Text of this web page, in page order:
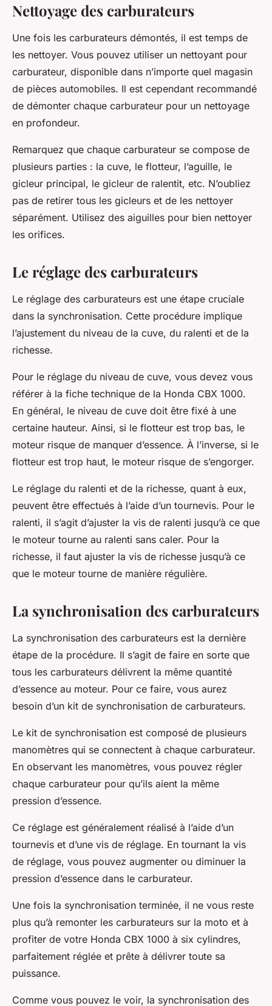
Nettoyage des carburateurs
Une fois les carburateurs démontés, il est temps de
les nettoyer. Vous pouvez utiliser un nettoyant pour
carburateur, disponible dans n’importe quel magasin
de pièces automobiles. Il est cependant recommandé
de démonter chaque carburateur pour un nettoyage
en profondeur.
Remarquez que chaque carburateur se compose de
plusieurs parties : la cuve, le flotteur, l’aguille, le
gicleur principal, le gicleur de ralentit, etc. N’oubliez
pas de retirer tous les gicleurs et de les nettoyer
séparément. Utilisez des aiguilles pour bien nettoyer
les orifices.
Le réglage des carburateurs
Le réglage des carburateurs est une étape cruciale
dans la synchronisation. Cette procédure implique
l’ajustement du niveau de la cuve, du ralenti et de la
richesse.
Pour le réglage du niveau de cuve, vous devez vous
référer à la fiche technique de la Honda CBX 1000.
En général, le niveau de cuve doit être fixé à une
certaine hauteur. Ainsi, si le flotteur est trop bas, le
moteur risque de manquer d’essence. À l’inverse, si le
flotteur est trop haut, le moteur risque de s’engorger.
Le réglage du ralenti et de la richesse, quant à eux,
peuvent être effectués à l’aide d’un tournevis. Pour le
ralenti, il s’agit d’ajuster la vis de ralenti jusqu’à ce que
le moteur tourne au ralenti sans caler. Pour la
richesse, il faut ajuster la vis de richesse jusqu’à ce
que le moteur tourne de manière régulière.
La synchronisation des carburateurs
La synchronisation des carburateurs est la dernière
étape de la procédure. Il s’agit de faire en sorte que
tous les carburateurs délivrent la même quantité
d’essence au moteur. Pour ce faire, vous aurez
besoin d’un kit de synchronisation de carburateurs.
Le kit de synchronisation est composé de plusieurs
manomètres qui se connectent à chaque carburateur.
En observant les manomètres, vous pouvez régler
chaque carburateur pour qu’ils aient la même
pression d’essence.
Ce réglage est généralement réalisé à l’aide d’un
tournevis et d’une vis de réglage. En tournant la vis
de réglage, vous pouvez augmenter ou diminuer la
pression d’essence dans le carburateur.
Une fois la synchronisation terminée, il ne vous reste
plus qu’à remonter les carburateurs sur la moto et à
profiter de votre Honda CBX 1000 à six cylindres,
parfaitement réglée et prête à délivrer toute sa
puissance.
Comme vous pouvez le voir, la synchronisation des